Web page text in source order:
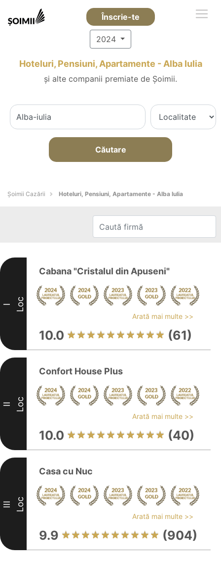
Înscrie-te
2024
Hoteluri, Pensiuni, Apartamente - Alba Iulia
și alte companii premiate de Șoimii.
Căutare
Șoimii Cazării Hoteluri, Pensiuni, Apartamente - Alba Iulia
I Loc
Cabana "Cristalul din Apuseni"
Arată mai multe >>
10.0 (61)
II Loc
Confort House Plus
Arată mai multe >>
10.0 (40)
III Loc
Casa cu Nuc
Arată mai multe >>
9.9 (904)